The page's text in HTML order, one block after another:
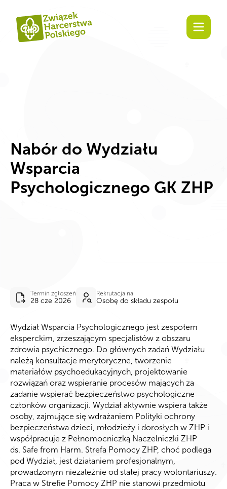
Nabór do Wydziału
Wsparcia
Psychologicznego GK ZHP
Termin zgłoszeń
28 cze 2026
Rekrutacja na
Osobę do składu zespołu
Wydział Wsparcia Psychologicznego jest zespołem
eksperckim, zrzeszającym specjalistów z obszaru
zdrowia psychicznego. Do głównych zadań Wydziału
należą konsultacje merytoryczne, tworzenie
materiałów psychoedukacyjnych, projektowanie
rozwiązań oraz wspieranie procesów mających za
zadanie wspierać bezpieczeństwo psychologiczne
członków organizacji. Wydział aktywnie wspiera także
osoby, zajmujące się wdrażaniem Polityki ochrony
bezpieczeństwa dzieci, młodzieży i dorosłych w ZHP i
współpracuje z Pełnomocniczką Naczelniczki ZHP
ds. Safe from Harm. Strefa Pomocy ZH P, choć podlega
pod Wydział, jest działaniem profesjonalnym,
prowadzonym niezależnie od stałej pracy wolontariuszy.
Praca w Strefie Pomocy ZHP nie stanowi przedmiotu